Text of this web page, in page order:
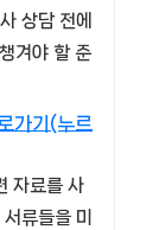
상담 전에
겨야 할 준
가기(누르
자료를 사
류들을 미